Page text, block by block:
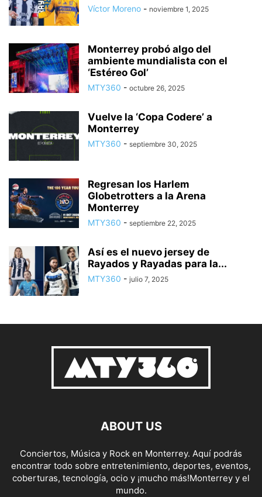
Víctor Moreno - noviembre 1, 2025
Monterrey probó algo del
ambiente mundialista con el
‘Estéreo Gol’
MTY360 - octubre 26, 2025
Vuelve la ‘Copa Codere’ a
Monterrey
MTY360 - septiembre 30, 2025
Regresan los Harlem
Globetrotters a la Arena
Monterrey
MTY360 - septiembre 22, 2025
Así es el nuevo jersey de
Rayados y Rayadas para la...
MTY360 - julio 7, 2025
ABOUT US
Conciertos, Música y Rock en Monterrey. Aquí podrás
encontrar todo sobre entretenimiento, deportes, eventos,
coberturas, tecnología, ocio y ¡mucho más!Monterrey y el
mundo.